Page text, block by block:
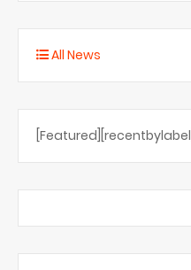
All News
[Featured][recentbylabel]